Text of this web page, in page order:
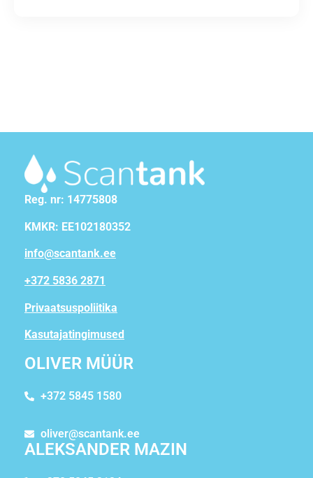
Reg. nr: 14775808
KMKR: EE102180352
info@scantank.ee
+372 5836 2871
Privaatsuspoliitika
Kasutajatingimused
OLIVER MÜÜR
+372 5845 1580
oliver@scantank.ee
ALEKSANDER MAZIN